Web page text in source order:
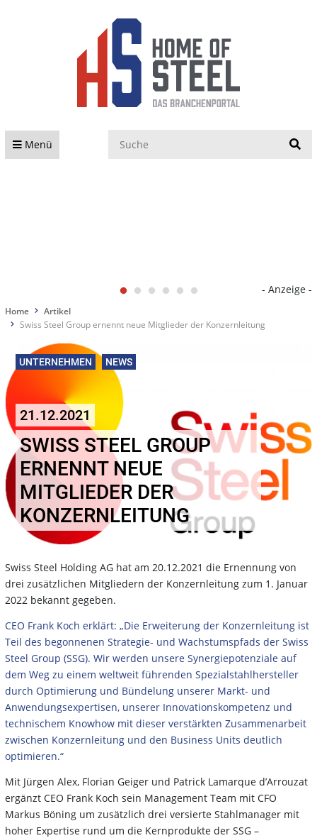
Menü
- Anzeige -
Home
Artikel
Swiss Steel Group ernennt neue Mitglieder der Konzernleitung
UNTERNEHMEN NEWS
21.12.2021
SWISS STEEL GROUP
ERNENNT NEUE
MITGLIEDER DER
KONZERNLEITUNG
Swiss Steel Holding AG hat am 20.12.2021 die Ernennung von
drei zusätzlichen Mitgliedern der Konzernleitung zum 1. Januar
2022 bekannt gegeben.
CEO Frank Koch erklärt: „Die Erweiterung der Konzernleitung ist
Teil des begonnenen Strategie- und Wachstumspfads der Swiss
Steel Group (SSG). Wir werden unsere Synergiepotenziale auf
dem Weg zu einem weltweit führenden Spezialstahlhersteller
durch Optimierung und Bündelung unserer Markt- und
Anwendungsexpertisen, unserer Innovationskompetenz und
technischem Knowhow mit dieser verstärkten Zusammenarbeit
zwischen Konzernleitung und den Business Units deutlich
optimieren.“
Mit Jürgen Alex, Florian Geiger und Patrick Lamarque d’Arrouzat
ergänzt CEO Frank Koch sein Management Team mit CFO
Markus Böning um zusätzlich drei versierte Stahlmanager mit
hoher Expertise rund um die Kernprodukte der SSG –